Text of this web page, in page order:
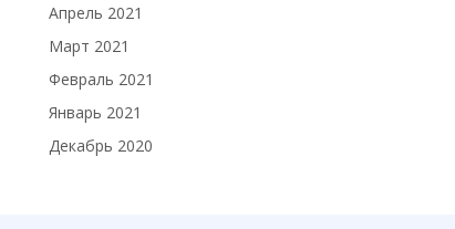
Апрель 2021
Март 2021
Февраль 2021
Январь 2021
Декабрь 2020